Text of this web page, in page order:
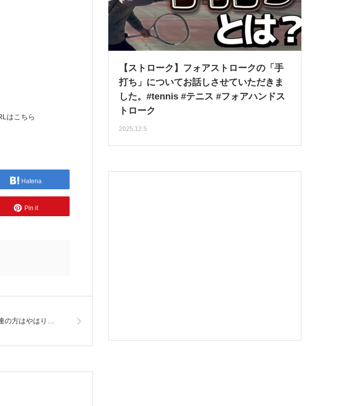
はこちら
Hatena
Pin it
の方はやはり…
【ストローク】フォアストロークの「手
打ち」についてお話しさせていただきま
した。#tennis #テニス #フォアハンドス
トローク
2025.12.5